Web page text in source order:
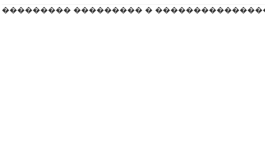
��������� ��������� �